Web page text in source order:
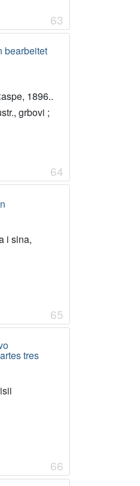
63
bearbeitet
1896..
grbovi ;
64
i sina,
65
tres
66